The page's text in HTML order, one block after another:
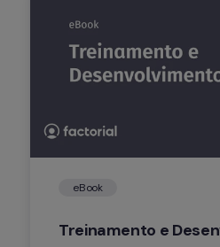
eBook
Treinamento e